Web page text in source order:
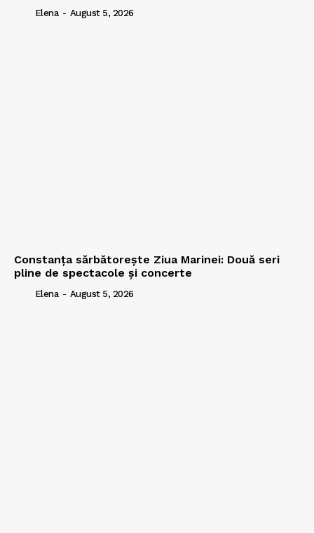
Elena - August 5, 2026
Constanța sărbătorește Ziua Marinei: Două seri
pline de spectacole și concerte
Elena - August 5, 2026